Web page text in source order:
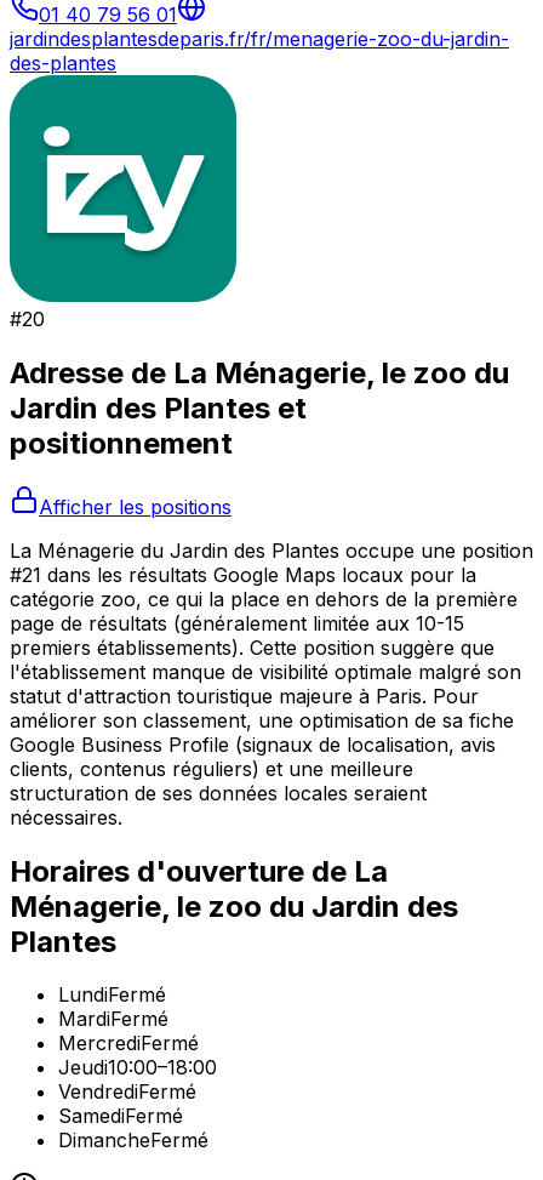
01 40 79 56 01
jardindesplantesdeparis.fr/fr/menagerie-zoo-du-jardin-
des-plantes
#20
Adresse de La Ménagerie, le zoo du
Jardin des Plantes et
positionnement
Afficher les positions
La Ménagerie du Jardin des Plantes occupe une position
#21 dans les résultats Google Maps locaux pour la
catégorie zoo, ce qui la place en dehors de la première
page de résultats (généralement limitée aux 10-15
premiers établissements). Cette position suggère que
l'établissement manque de visibilité optimale malgré son
statut d'attraction touristique majeure à Paris. Pour
améliorer son classement, une optimisation de sa fiche
Google Business Profile (signaux de localisation, avis
clients, contenus réguliers) et une meilleure
structuration de ses données locales seraient
nécessaires.
Horaires d'ouverture de La
Ménagerie, le zoo du Jardin des
Plantes
LundiFermé
MardiFermé
MercrediFermé
Jeudi10:00–18:00
VendrediFermé
SamediFermé
DimancheFermé